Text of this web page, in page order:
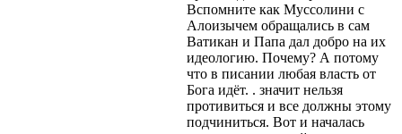
Вспомните как Муссолини с
Алоизычем обращались в сам
Ватикан и Папа дал добро на их
идеологию. Почему? А потому
что в писании любая власть от
Бога идёт. . значит нельзя
противиться и все должны этому
подчиниться. Вот и началась